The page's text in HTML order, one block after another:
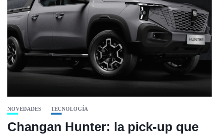
NOVEDADES TECNOLOGÍA
Changan Hunter: la pick-up que